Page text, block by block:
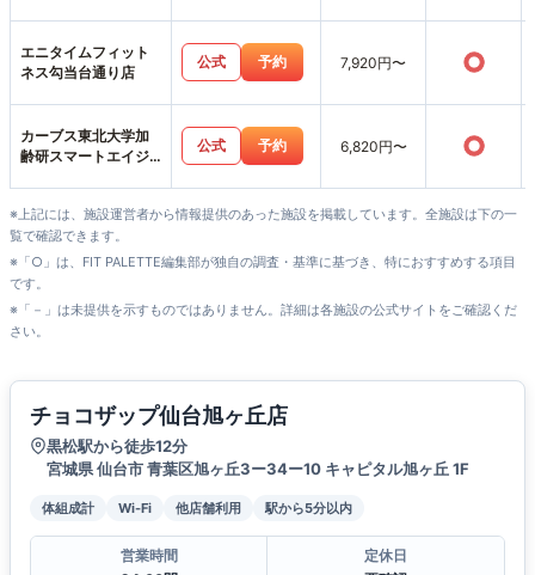
エニタイムフィット
ネス勾当台通り店
公式 予約 7,920円〜 ○
カーブス東北大学加
齢研スマートエイジ
公式 予約 6,820円〜 ○
※上記には、施設運営者から情報提供のあった施設を掲載しています。全施設は下の一
覧で確認できます。
※「○」は、FIT PALETTE編集部が独自の調査・基準に基づき、特におすすめする項目
です。
※「－」は未提供を示すものではありません。詳細は各施設の公式サイトをご確認くだ
さい。
チョコザップ仙台旭ヶ丘店
黒松駅から徒歩12分
宮城県 仙台市 青葉区旭ヶ丘3ー34ー10 キャピタル旭ヶ丘 1F
体組成計 Wi-Fi 他店舗利用 駅から5分以内
営業時間
定休日